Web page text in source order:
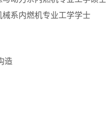
械系内燃机专业工学学士
造